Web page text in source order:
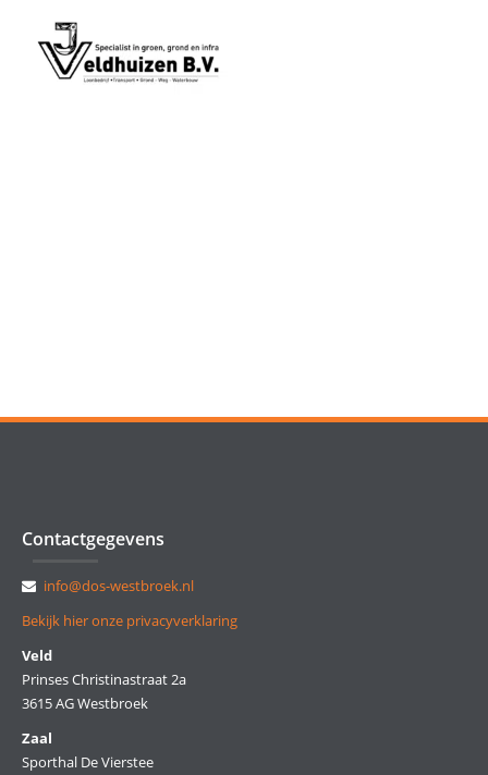
Contactgegevens
info@dos-westbroek.nl
Bekijk hier onze privacyverklaring
Veld
Prinses Christinastraat 2a
3615 AG Westbroek
Zaal
Sporthal De Vierstee